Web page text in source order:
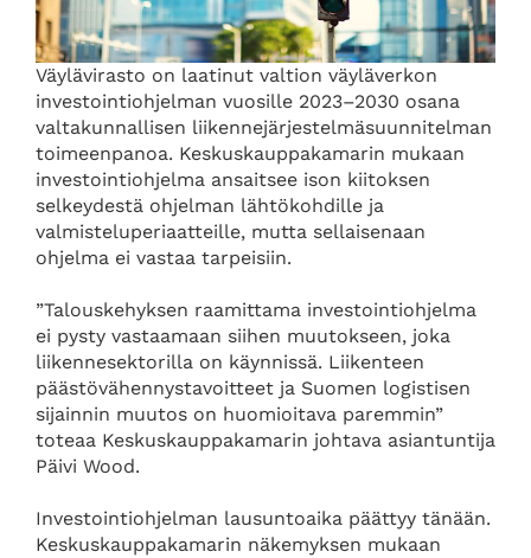
Väylävirasto on laatinut valtion väyläverkon
investointiohjelman vuosille 2023–2030 osana
valtakunnallisen liikennejärjestelmäsuunnitelman
toimeenpanoa. Keskuskauppakamarin mukaan
investointiohjelma ansaitsee ison kiitoksen
selkeydestä ohjelman lähtökohdille ja
valmisteluperiaatteille, mutta sellaisenaan
ohjelma ei vastaa tarpeisiin.
”Talouskehyksen raamittama investointiohjelma
ei pysty vastaamaan siihen muutokseen, joka
liikennesektorilla on käynnissä. Liikenteen
päästövähennystavoitteet ja Suomen logistisen
sijainnin muutos on huomioitava paremmin”
toteaa Keskuskauppakamarin johtava asiantuntija
Päivi Wood.
Investointiohjelman lausuntoaika päättyy tänään.
Keskuskauppakamarin näkemyksen mukaan